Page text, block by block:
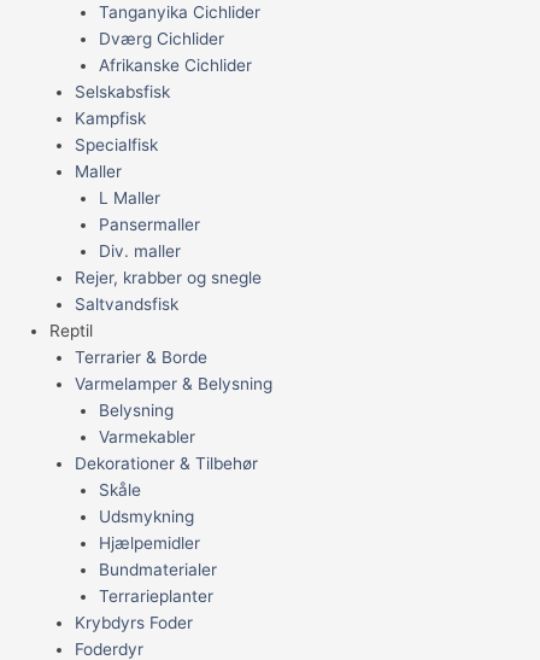
Tanganyika Cichlider
Dværg Cichlider
Afrikanske Cichlider
Selskabsfisk
Kampfisk
Specialfisk
Maller
L Maller
Pansermaller
Div. maller
Rejer, krabber og snegle
Saltvandsfisk
Reptil
Terrarier & Borde
Varmelamper & Belysning
Belysning
Varmekabler
Dekorationer & Tilbehør
Skåle
Udsmykning
Hjælpemidler
Bundmaterialer
Terrarieplanter
Krybdyrs Foder
Foderdyr